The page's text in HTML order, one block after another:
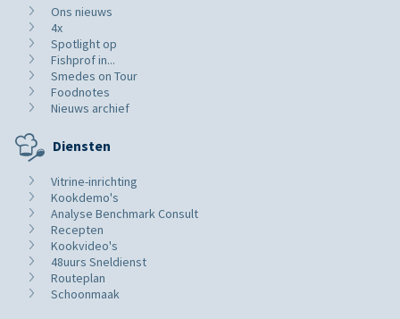
Ons nieuws
4x
Spotlight op
Fishprof in...
Smedes on Tour
Foodnotes
Nieuws archief
Diensten
Vitrine-inrichting
Kookdemo's
Analyse Benchmark Consult
Recepten
Kookvideo's
48uurs Sneldienst
Routeplan
Schoonmaak